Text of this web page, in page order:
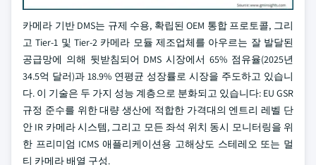
카메라 기반 DMS는 규제 수용, 확립된 OEM 통합 프로토콜, 그리
고 Tier-1 및 Tier-2 카메라 모듈 제조업체를 아우르는 잘 발달된
공급망에 의해 뒷받침되어 DMS 시장에서 65% 점유율(2025년
34.5억 달러)과 18.9% 연평균 성장률로 시장을 주도하고 있습니
다. 이 기술은 두 가지 성능 계층으로 분화되고 있습니다: EU GSR
규정 준수를 위한 대량 생산에 적합한 가격대의 엔트리 레벨 단
안 IR 카메라 시스템, 그리고 모든 좌석 위치 동시 모니터링을 위
한 프리미엄 ICMS 애플리케이션용 고해상도 스테레오 또는 멀
티 카메라 배열 구성.